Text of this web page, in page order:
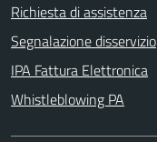
Richiesta di assistenza
Segnalazione disservizio
IPA Fattura Elettronica
Whistleblowing PA